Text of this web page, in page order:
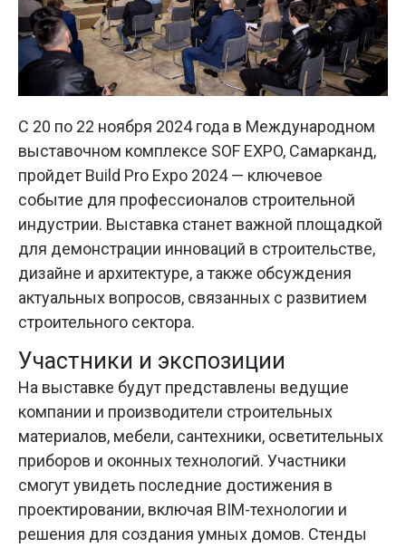
С 20 по 22 ноября 2024 года в Международном
выставочном комплексе SOF EXPO, Самарканд,
пройдет Build Pro Expo 2024 — ключевое
событие для профессионалов строительной
индустрии. Выставка станет важной площадкой
для демонстрации инноваций в строительстве,
дизайне и архитектуре, а также обсуждения
актуальных вопросов, связанных с развитием
строительного сектора.
Участники и экспозиции
На выставке будут представлены ведущие
компании и производители строительных
материалов, мебели, сантехники, осветительных
приборов и оконных технологий. Участники
смогут увидеть последние достижения в
проектировании, включая BIM-технологии и
решения для создания умных домов. Стенды